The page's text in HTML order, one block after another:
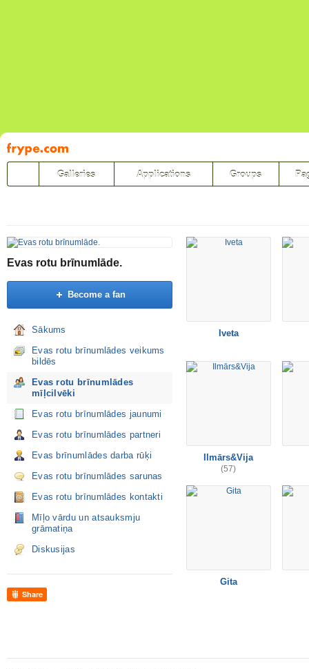
Pāriet
uz
saturu
Galleries Applications Groups
Evas rotu brīnumlāde.
Become a fan
Sākums
Evas rotu brīnumlādes veikums
bildēs
Evas rotu brīnumlādes
mīļcilvēki
Evas rotu brīnumlādes jaunumi
Evas rotu brīnumlādes partneri
Evas brīnumlādes darba rūķi
Evas rotu brīnumlādes sarunas
Evas rotu brīnumlādes kontakti
Mīļo vārdu un atsauksmju
grāmatiņa
Diskusijas
Share
Iveta
Ilmārs&Vija
(57)
Gita